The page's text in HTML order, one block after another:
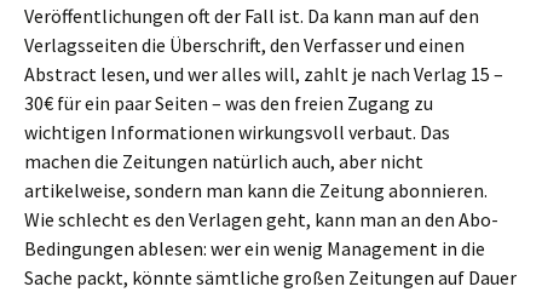
Veröffentlichungen oft der Fall ist. Da kann man auf den
Verlagsseiten die Überschrift, den Verfasser und einen
Abstract lesen, und wer alles will, zahlt je nach Verlag 15 –
30€ für ein paar Seiten – was den freien Zugang zu
wichtigen Informationen wirkungsvoll verbaut. Das
machen die Zeitungen natürlich auch, aber nicht
artikelweise, sondern man kann die Zeitung abonnieren.
Wie schlecht es den Verlagen geht, kann man an den Abo-
Bedingungen ablesen: wer ein wenig Management in die
Sache packt, könnte sämtliche großen Zeitungen auf Dauer